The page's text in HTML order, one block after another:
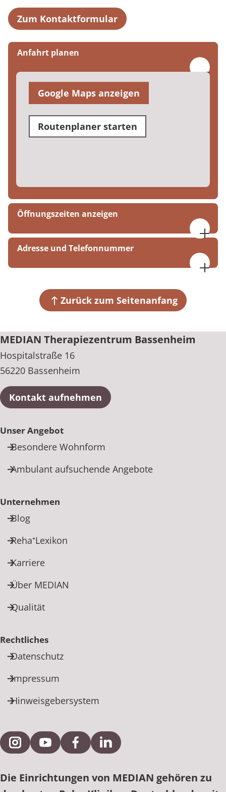
Zum Kontaktformular
Anfahrt planen
Google Maps anzeigen
Routenplaner starten
Öffnungszeiten anzeigen
Mo-Do 09:00 - 15:00 Uhr
Adresse und Telefonnummer
56220 BassenheimZurück zum Seitenanfang
MEDIAN Therapiezentrum Bassenheim
Hospitalstraße 16
56220 Bassenheim
Kontakt aufnehmen
Unser Angebot
Besondere Wohnform
Ambulant aufsuchende Angebote
Unternehmen
Blog
Reha⁺Lexikon
Karriere
Über MEDIAN
Qualität
Rechtliches
Datenschutz
Impressum
Hinweisgebersystem
Externe Verlinkung zu Instagram
Externe Verlinkung zu YouTube
Externe Verlinkung zu Facebook
Externe Verlinkung zu
Die Einrichtungen von MEDIAN gehören zu